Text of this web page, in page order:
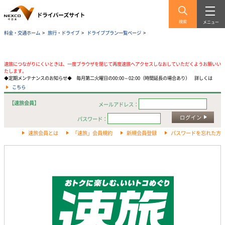
検索 メニュー
料金・交通ホーム > 旅行・ドライブ > ドライブプラン一覧ページ >
速旅につながりにくいときは、一度ブラウザを閉じて再度速旅へアクセスしなおしていただくようお願いい
たします。
◆定期メンテナンスのお知らせ◆ 毎月第二火曜日の00:00～02:00（時間延長の場合あり） 詳しくは
こちら
【速旅会員】
メールアドレス：
パスワード：
ログイン
速旅会員とは 「速旅」会員規約 新規会員登録 パスワードを忘れた方